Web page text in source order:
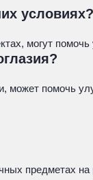
условиях?
могут
помочь
предметах